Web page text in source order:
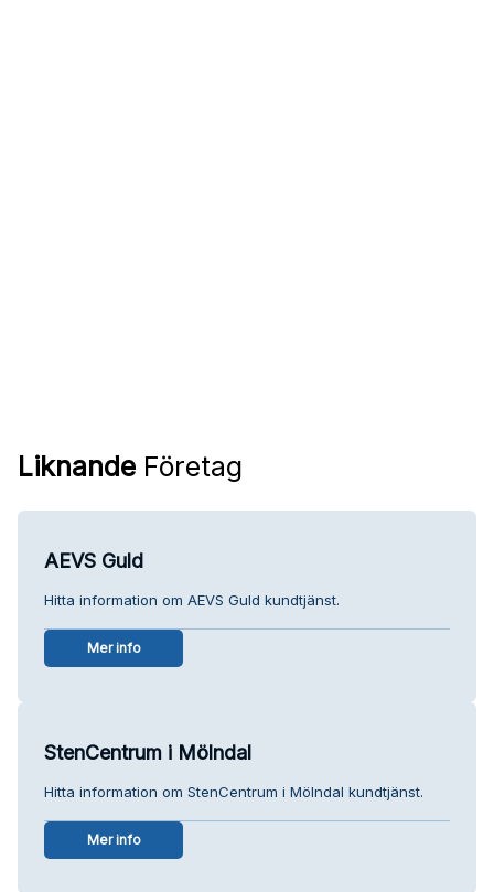
Liknande Företag
AEVS Guld
Hitta information om AEVS Guld kundtjänst.
Mer info
StenCentrum i Mölndal
Hitta information om StenCentrum i Mölndal kundtjänst.
Mer info